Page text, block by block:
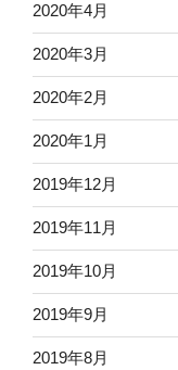
2020年4月
2020年3月
2020年2月
2020年1月
2019年12月
2019年11月
2019年10月
2019年9月
2019年8月